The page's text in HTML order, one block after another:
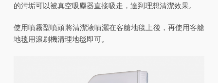
的污垢可以被真空吸塵器直接吸走，達到理想清潔效果。
使用噴霧型噴頭將清潔液噴灑在客艙地毯上後，再使用客艙
地毯用滾刷機清理地毯即可。